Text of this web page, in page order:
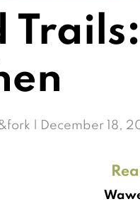
| December 18,